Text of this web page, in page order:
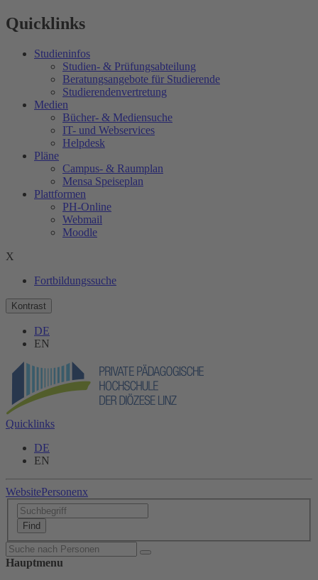
Quicklinks
Studieninfos
Studien- & Prüfungsabteilung
Beratungsangebote für Studierende
Studierendenvertretung
Medien
Bücher- & Mediensuche
IT- und Webservices
Helpdesk
Pläne
Campus- & Raumplan
Mensa Speiseplan
Plattformen
PH-Online
Webmail
Moodle
X
Fortbildungssuche
Kontrast
DE
EN
Quicklinks
DE
EN
WebsitePersonenx
Hauptmenu